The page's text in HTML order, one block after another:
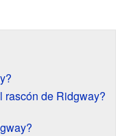
rascón de Ridgway?